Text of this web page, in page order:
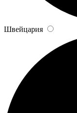
Швейцария